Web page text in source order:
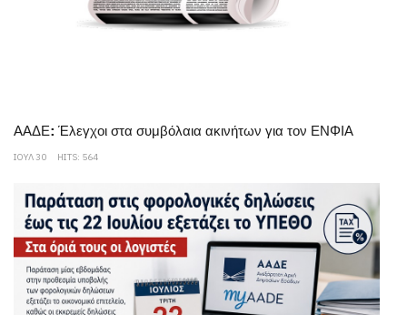
ΑΑΔΕ: Έλεγχοι στα συμβόλαια ακινήτων για τον ΕΝΦΙΑ
ΙΟΥΛ 30 HITS: 564